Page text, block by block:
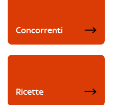
Concorrenti
Ricette